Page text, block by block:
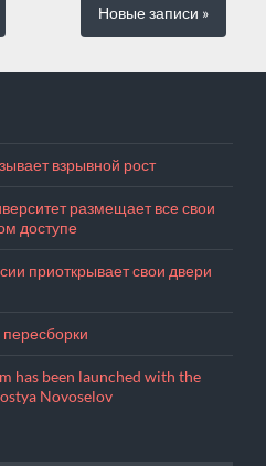
Новыезаписи »
взрывной рост
размещает все свои
доступе
приоткрывает свои двери
has been launched with the
Novoselov